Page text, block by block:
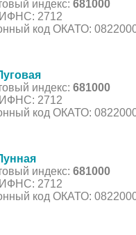
индекс: 681000
ИФНС: 2712
код ОКАТО:
индекс: 681000
ИФНС: 2712
код ОКАТО:
индекс: 681000
ИФНС: 2712
код ОКАТО: